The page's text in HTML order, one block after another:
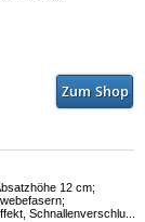
12 cm;
Schnallenverschlu...